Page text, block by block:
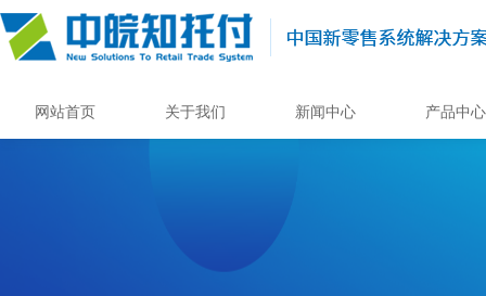
网站首页 关于我们 新闻中心 产品中心